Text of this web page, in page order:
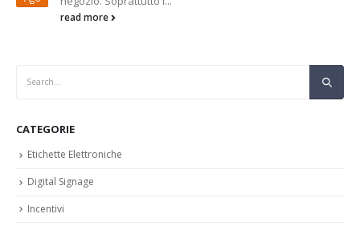
read more
CATEGORIE
Etichette Elettroniche
Digital Signage
Incentivi